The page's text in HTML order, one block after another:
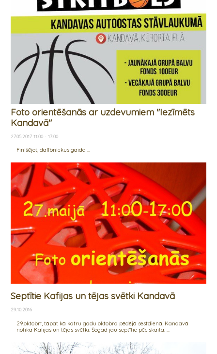
Foto orientēšanās ar uzdevumiem "Iezīmēts
Kandavā"
27.05.2017 11:00 - 17:00
Finišējot, dalībniekus gaida ...
Septītie Kafijas un tējas svētki Kandavā
29.10.2016
29.oktobrī, tāpat kā katru gadu oktobra pēdējā sestdienā, Kandavā
notika Kafijas un tējas svētki. Šogad jau septītie pēc skaita. ...